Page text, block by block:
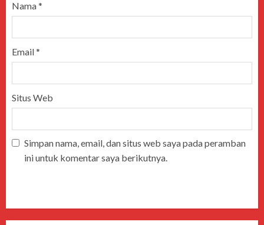
Nama*
Email*
Situs Web
Simpan nama, email, dan situs web saya pada peramban
ini untuk komentar saya berikutnya.